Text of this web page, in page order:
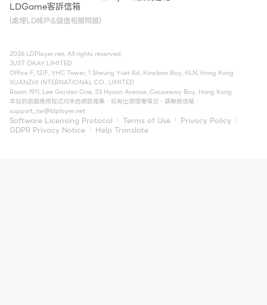
LDGame客訴信箱
(處理LD帳戶&儲值相關問題)
2026 LDPlayer.net. All rights reserved.
JUST OKAY LIMITED
Office F, 12/F, YHC Tower, 1 Sheung Yuet Rd, Kowloon Bay, KLN, Hong Kong
XUANZHI INTERNATIONAL CO., LIMITED
Room 1911, Lee Garden One, 33 Hysan Avenue, Causeway Bay, Hong Kong
本站的遊戲應用程式均來自網路蒐集，如有出現侵權情況，請聯絡信箱：
support_tw@ldplayer.net
Software Licensing Protocol Terms of Use
Privacy Policy
GDPR Privacy Notice
Help Translate